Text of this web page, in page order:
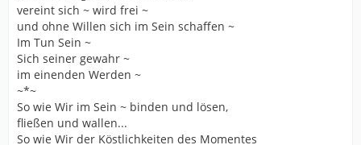
vereint sich ~ wird frei ~
und ohne Willen sich im Sein schaffen ~
Im Tun Sein ~
Sich seiner gewahr ~
im einenden Werden ~
~*~
So wie Wir im Sein ~ binden und lösen,
fließen und wallen...
So wie Wir der Köstlichkeiten des Momentes